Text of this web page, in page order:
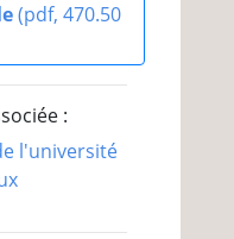
(pdf, 470.50
:
l'université